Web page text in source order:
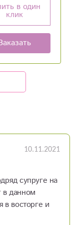
в один
клик
10.11.2021
супруге на
в данном
в восторге и